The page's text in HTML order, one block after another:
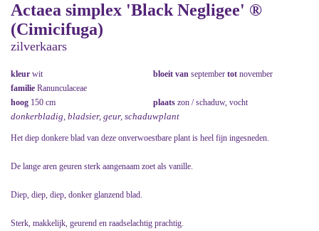
Actaea simplex 'Black Negligee' ®
(Cimicifuga)
zilverkaars
kleur wit bloeit van september tot november
familie Ranunculaceae
hoog 150 cm plaats zon / schaduw, vocht
donkerbladig, bladsier, geur, schaduwplant
Het diep donkere blad van deze onverwoestbare plant is heel fijn ingesneden.
De lange aren geuren sterk aangenaam zoet als vanille.
Diep, diep, diep, donker glanzend blad.
Sterk, makkelijk, geurend en raadselachtig prachtig.